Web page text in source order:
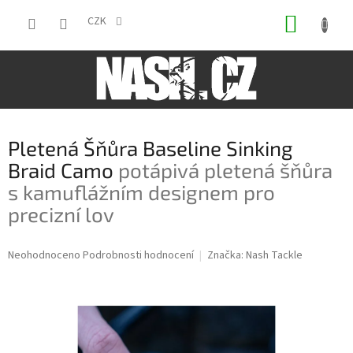
CZK
Pletená Šňůra Baseline Sinking
Braid Camo potápivá pletená šňůra
s kamuflážním designem pro
precizní lov
Průměrné
Neohodnoceno Podrobnosti hodnocení Značka: Nash Tackle